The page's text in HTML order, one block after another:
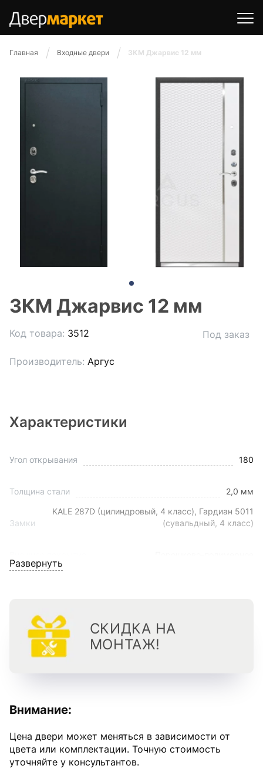
Главная Входные двери 3КМ Джарвис 12 мм
3КМ Джарвис 12 мм
Код товара: 3512
Производитель: Аргус
Под заказ
Характеристики
Угол открывания 180
Толщина стали 2,0 мм
Замки
KALE 287D (цилиндровый, 4 класс), Гардиан 5011
(сувальдный, 4 класс)
покрытие
Наполнитель
Толщина полотна
Цвет внешнего покрытия
Развернуть
СКИДКА НА
МОНТАЖ!
Внимание:
Цена двери может меняться в зависимости от
цвета или комплектации. Точную стоимость
уточняйте у консультантов.